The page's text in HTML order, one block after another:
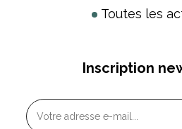
Toutes les
Inscription